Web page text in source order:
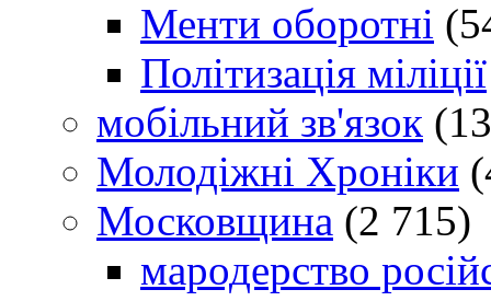
Менти оборотні
Політизація міліції
мобільний зв'язок
Молодіжні Хроніки
Московщина (2 715)
мародерство